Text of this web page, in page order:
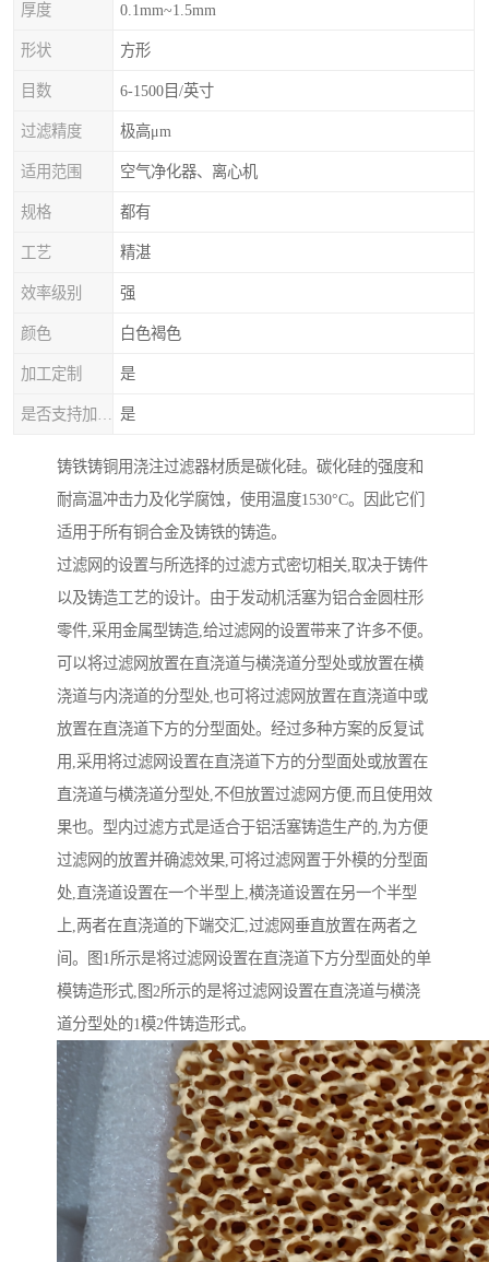
厚度 0.1mm~1.5mm
形状 方形
目数 6-1500目/英寸
过滤精度 极高μm
适用范围 空气净化器、离心机
规格 都有
工艺 精湛
效率级别 强
颜色 白色褐色
加工定制 是
是
铸铁铸铜用浇注过滤器材质是碳化硅。碳化硅的强度和
耐高温冲击力及化学腐蚀，使用温度1530°C。因此它们
适用于所有铜合金及铸铁的铸造。
过滤网的设置与所选择的过滤方式密切相关,取决于铸件
以及铸造工艺的设计。由于发动机活塞为铝合金圆柱形
零件,采用金属型铸造,给过滤网的设置带来了许多不便。
可以将过滤网放置在直浇道与横浇道分型处或放置在横
浇道与内浇道的分型处,也可将过滤网放置在直浇道中或
放置在直浇道下方的分型面处。经过多种方案的反复试
用,采用将过滤网设置在直浇道下方的分型面处或放置在
直浇道与横浇道分型处,不但放置过滤网方便,而且使用效
果也。型内过滤方式是适合于铝活塞铸造生产的,为方便
过滤网的放置并确滤效果,可将过滤网置于外模的分型面
处,直浇道设置在一个半型上,横浇道设置在另一个半型
上,两者在直浇道的下端交汇,过滤网垂直放置在两者之
间。图1所示是将过滤网设置在直浇道下方分型面处的单
模铸造形式,图2所示的是将过滤网设置在直浇道与横浇
道分型处的1模2件铸造形式。